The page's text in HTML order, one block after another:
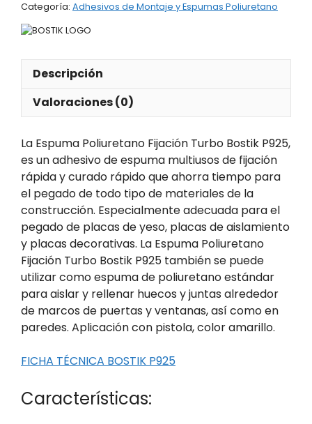
P925
Categoría: Adhesivos de Montaje y Espumas Poliuretano
Descripción
Valoraciones (0)
La Espuma Poliuretano Fijación Turbo Bostik P925,
es un adhesivo de espuma multiusos de fijación
rápida y curado rápido que ahorra tiempo para
el pegado de todo tipo de materiales de la
construcción. Especialmente adecuada para el
pegado de placas de yeso, placas de aislamiento
y placas decorativas. La Espuma Poliuretano
Fijación Turbo Bostik P925 también se puede
utilizar como espuma de poliuretano estándar
para aislar y rellenar huecos y juntas alrededor
de marcos de puertas y ventanas, así como en
paredes. Aplicación con pistola, color amarillo.
FICHA TÉCNICA BOSTIK P925
Características: